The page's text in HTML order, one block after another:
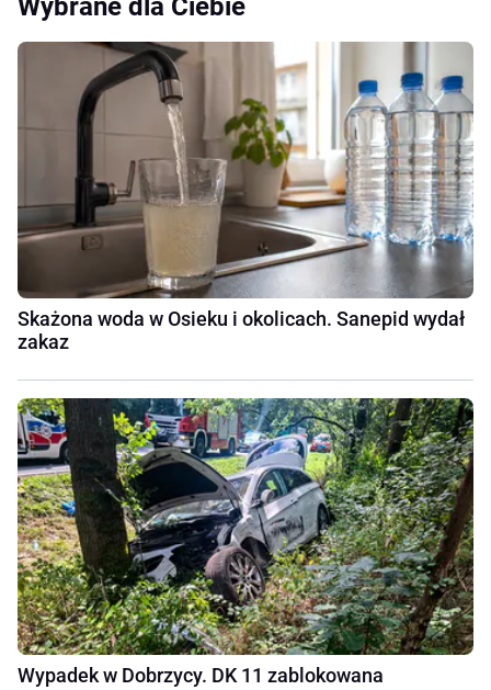
Wybrane dla Ciebie
Skażona woda w Osieku i okolicach. Sanepid wydał
zakaz
Wypadek w Dobrzycy. DK 11 zablokowana